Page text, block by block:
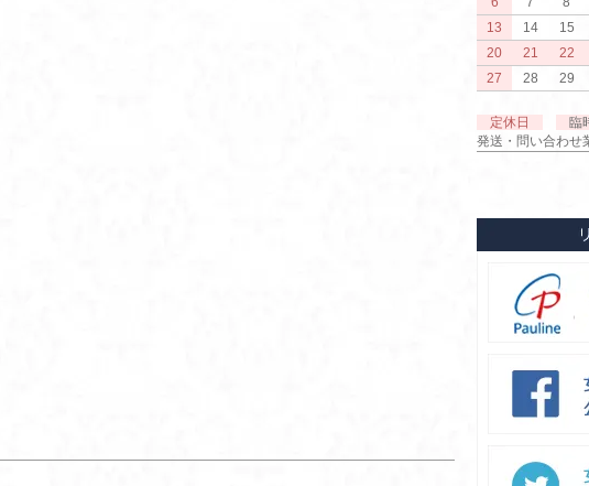
13
14 15
20
21 22
27
28 29
定休日
臨
発送・問い合わせ